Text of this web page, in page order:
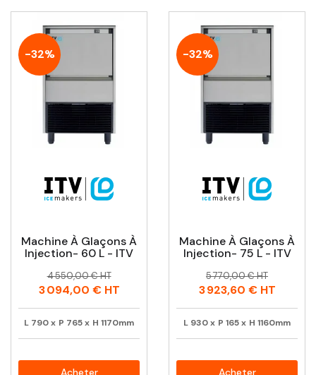
-32%
Machine À Glaçons À
Injection- 60 L - ITV
Prix
Prix
habituel
4 550,00 € HT
3 094,00 €HT
L 790x P 765x H 1170mm
Acheter
-32%
Machine À Glaçons À
Injection- 75 L - ITV
Prix
Prix
habituel
5 770,00 € HT
3 923,60 €HT
L 930x P 165x H 1160mm
Acheter